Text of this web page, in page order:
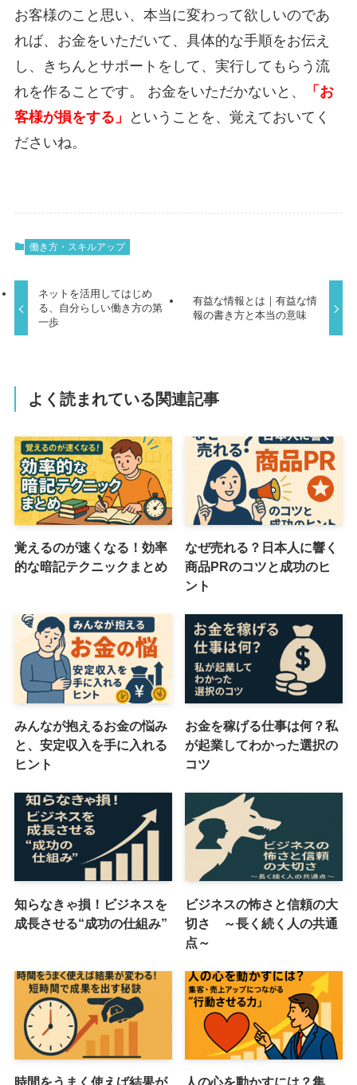
お客様のこと思い、本当に変わって欲しいのであ
れば、お金をいただいて、具体的な手順をお伝え
し、きちんとサポートをして、実行してもらう流
れを作ることです。 お金をいただかないと、
「お
客様が損をする」
ということを、覚えておいてく
ださいね。
働き方・スキルアップ
ネットを活用してはじめ
る、自分らしい働き方の第
一歩
有益な情報とは｜有益な情
報の書き方と本当の意味
よく読まれている関連記事
覚えるのが速くなる！効率
的な暗記テクニックまとめ
なぜ売れる？日本人に響く
商品PRのコツと成功のヒ
ント
みんなが抱えるお金の悩み
と、安定収入を手に入れる
ヒント
お金を稼げる仕事は何？私
が起業してわかった選択の
コツ
知らなきゃ損！ビジネスを
成長させる“成功の仕組み”
ビジネスの怖さと信頼の大
切さ ～長く続く人の共通
点～
時間をうまく使えば結果が 人の心を動かすには？集